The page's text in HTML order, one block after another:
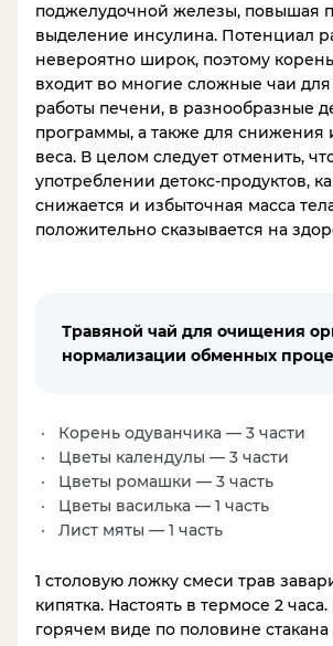
поджелудочной железы, повышая
выделение инсулина. Потенциал
невероятно широк, поэтому
входит во многие сложные чаи
работы печени, в разнообразные
программы, а также для снижения
веса. В целом следует отменить,
употреблении детокс-продуктов,
снижается и избыточная масса
положительно сказывается на
Травяной чай для очищения
нормализации обменных
Корень одуванчика — 3 части
Цветы календулы — 3 части
Цветы ромашки — 3 часть
Цветы василька — 1 часть
Лист мяты — 1 часть
1 столовую ложку смеси трав
кипятка. Настоять в термосе 2
горячем виде по половине стакана